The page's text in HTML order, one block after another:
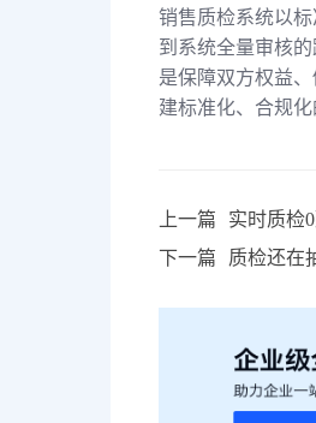
销售质检系统以
到系统全量审核
是保障双方权益
建标准化、合规
上一篇
实时质检
下一篇
质检还在